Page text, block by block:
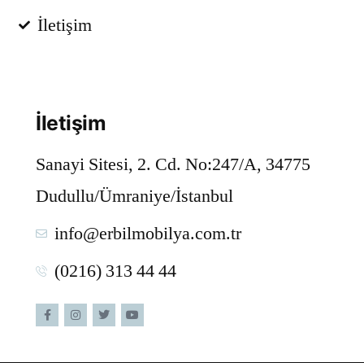
İletişim
İletişim
Sanayi Sitesi, 2. Cd. No:247/A, 34775
Dudullu/Ümraniye/İstanbul
info@erbilmobilya.com.tr
(0216) 313 44 44